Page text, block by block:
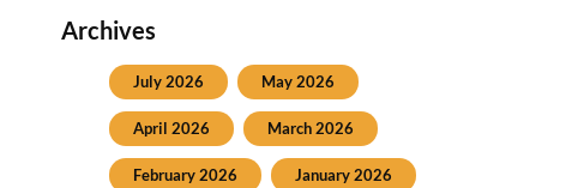
Archives
July 2026 May 2026
April 2026 March 2026
February 2026 January 2026